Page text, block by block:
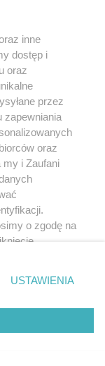
inne
dostęp i
oraz
przez
zapewniania
oraz
my i Zaufani
o zgodę na
prywatności
zgody
takiemu
tylko
USTAWIENIA